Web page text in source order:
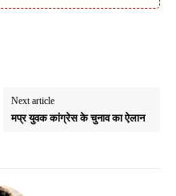
Next article
मप्र युवक कांग्रेस के चुनाव का ऐलान